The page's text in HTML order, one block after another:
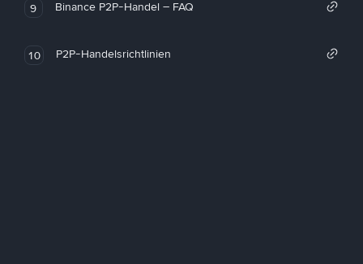
9 Binance P2P-Handel – FAQ
10 P2P-Handelsrichtlinien